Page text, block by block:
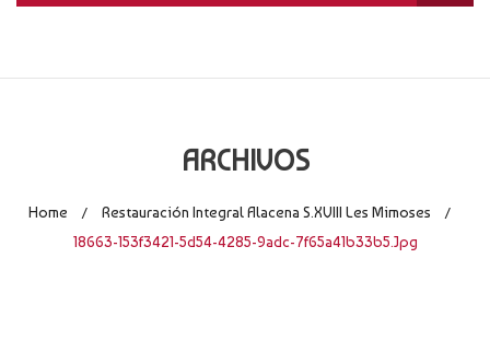
LA OPALINA
TASACIÓN Y COMPRA
ARCHIVOS
Home / Restauración Integral Alacena S.XVIII Les Mimoses /
18663-153f3421-5d54-4285-9adc-7f65a41b33b5.jpg